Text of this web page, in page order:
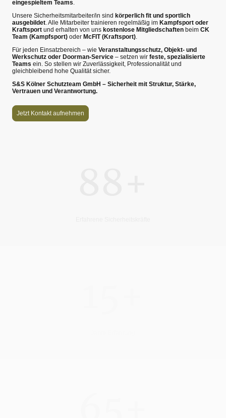
eingespieltem Teams
Unsere Sicherheitsmitarbeiter/in sind körperlich fit und sportlich
ausgebildet . Alle Mitarbeiter trainieren regelmäßig im Kampfsport oder
Kraftsport und erhalten von uns kostenlose Mitgliedschaften beim CK
Team (Kampfsport) oder McFIT (Kraftsport)
Für jeden Einsatzbereich – wie Veranstaltungsschutz, Objekt- und
Werkschutz oder Doorman-Service – setzen wir feste, spezialisierte
Teams ein. So stellen wir Zuverlässigkeit, Professionalität und
gleichbleibend hohe Qualität sicher.
S&S Kölner Schutzteam GmbH – Sicherheit mit Struktur, Stärke,
Vertrauen und Verantwortung.
Jetzt Kontakt aufnehmen